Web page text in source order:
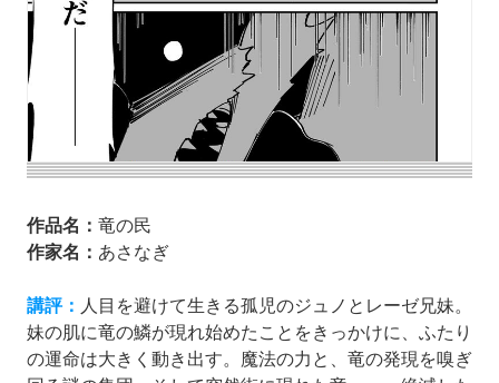
作品名： 竜の民
作家名： あさなぎ
講評： 人目を避けて生きる孤児のジュノとレーゼ兄妹。
妹の肌に竜の鱗が現れ始めたことをきっかけに、ふたり
の運命は大きく動き出す。魔法の力と、竜の発現を嗅ぎ